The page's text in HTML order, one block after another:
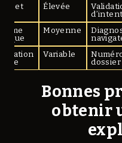
et
Élevée
Moyenne
Variable
dossier
Bonnes
obtenir